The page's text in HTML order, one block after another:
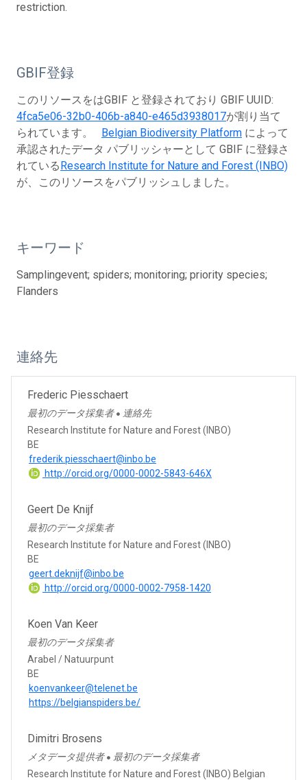
restriction.
GBIF登録
このリソースをはGBIF と登録されており GBIF UUID:
4fca5e06-32b0-406b-a840-e465d3938017が割り当て
られています。 Belgian Biodiversity Platform によって
承認されたデータ パブリッシャーとして GBIF に登録さ
れているResearch Institute for Nature and Forest (INBO)
が、このリソースをパブリッシュしました。
キーワード
Samplingevent; spiders; monitoring; priority species;
Flanders
連絡先
Frederic Piesschaert
最初のデータ採集者 ● 連絡先
Research Institute for Nature and Forest (INBO)
BE
frederik.piesschaert@inbo.be
http://orcid.org/0000-0002-5843-646X
Geert De Knijf
最初のデータ採集者
Research Institute for Nature and Forest (INBO)
BE
geert.deknijf@inbo.be
http://orcid.org/0000-0002-7958-1420
Koen Van Keer
最初のデータ採集者
Arabel / Natuurpunt
BE
koenvankeer@telenet.be
https://belgianspiders.be/
Dimitri Brosens
メタデータ提供者 ● 最初のデータ採集者
Research Institute for Nature and Forest (INBO) Belgian